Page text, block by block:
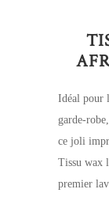
Idéal pour
garde-
ce joli
Tissu wax
premier